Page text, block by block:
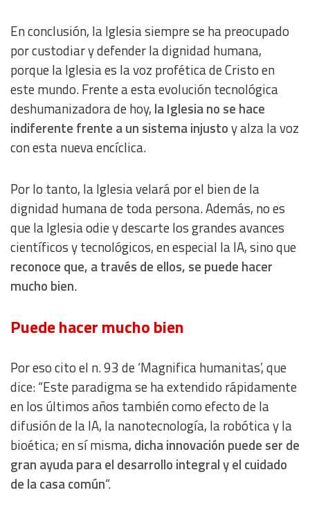
En conclusión, la Iglesia siempre se ha preocupado
por custodiar y defender la dignidad humana,
porque la Iglesia es la voz profética de Cristo en
este mundo. Frente a esta evolución tecnológica
deshumanizadora de hoy, la Iglesia no se hace
indiferente frente a un sistema injustoy alza la voz
con esta nueva encíclica.
Por lo tanto, la Iglesia velará por el bien de la
dignidad humana de toda persona. Además, no es
que la Iglesia odie y descarte los grandes avances
científicos y tecnológicos, en especial la IA, sino que
reconoce que, a través de ellos, se puede hacer
mucho bien.
Puede hacer mucho bien
Por eso cito el n. 93 de ‘Magnifica humanitas’, que
dice: “Este paradigma se ha extendido rápidamente
en los últimos años también como efecto de la
difusión de la IA, la nanotecnología, la robótica y la
bioética; en sí misma, dicha innovación puede ser de
gran ayuda para el desarrollo integral y el cuidado
de la casa común“.